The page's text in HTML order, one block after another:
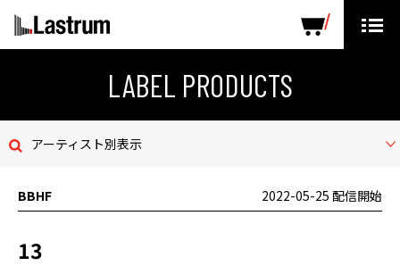
LABEL PRODUCTS
お問い合わせ
デモテープ
LABEL PRODUCTS
アーティスト別表示
BBHF 2022-05-25 配信開始
13